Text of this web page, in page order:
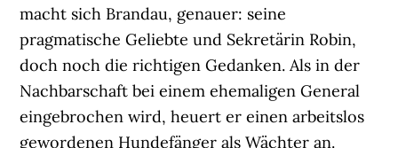
macht sich Brandau, genauer: seine
pragmatische Geliebte und Sekretärin Robin,
doch noch die richtigen Gedanken. Als in der
Nachbarschaft bei einem ehemaligen General
eingebrochen wird, heuert er einen arbeitslos
gewordenen Hundefänger als Wächter an.